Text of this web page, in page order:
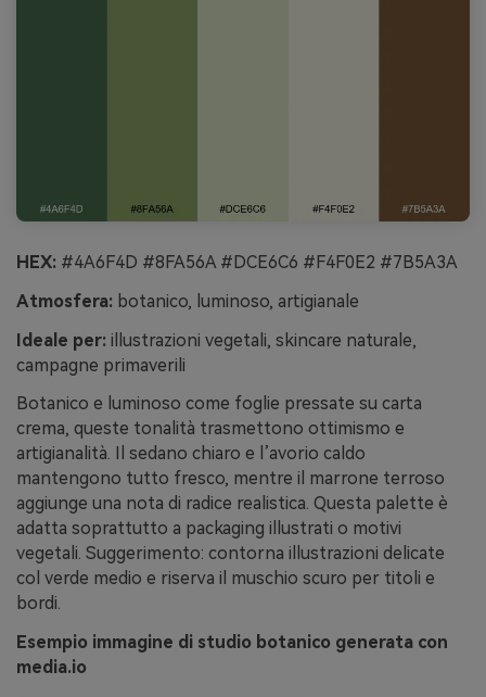
HEX: #4A6F4D #8FA56A #DCE6C6 #F4F0E2 #7B5A3A
Atmosfera: botanico, luminoso, artigianale
Ideale per: illustrazioni vegetali, skincare naturale,
campagne primaverili
Botanico e luminoso come foglie pressate su carta
crema, queste tonalità trasmettono ottimismo e
artigianalità. Il sedano chiaro e l’avorio caldo
mantengono tutto fresco, mentre il marrone terroso
aggiunge una nota di radice realistica. Questa palette è
adatta soprattutto a packaging illustrati o motivi
vegetali. Suggerimento: contorna illustrazioni delicate
col verde medio e riserva il muschio scuro per titoli e
bordi.
Esempio immagine di studio botanico generata con
media.io